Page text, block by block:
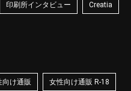
印刷所インタビュー Creatia
向け通販 女性向け通販 R-18